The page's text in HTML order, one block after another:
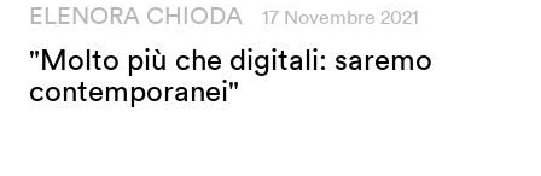
ELENORA CHIODA 17 Novembre 2021
"Molto più che digitali: saremo
contemporanei"